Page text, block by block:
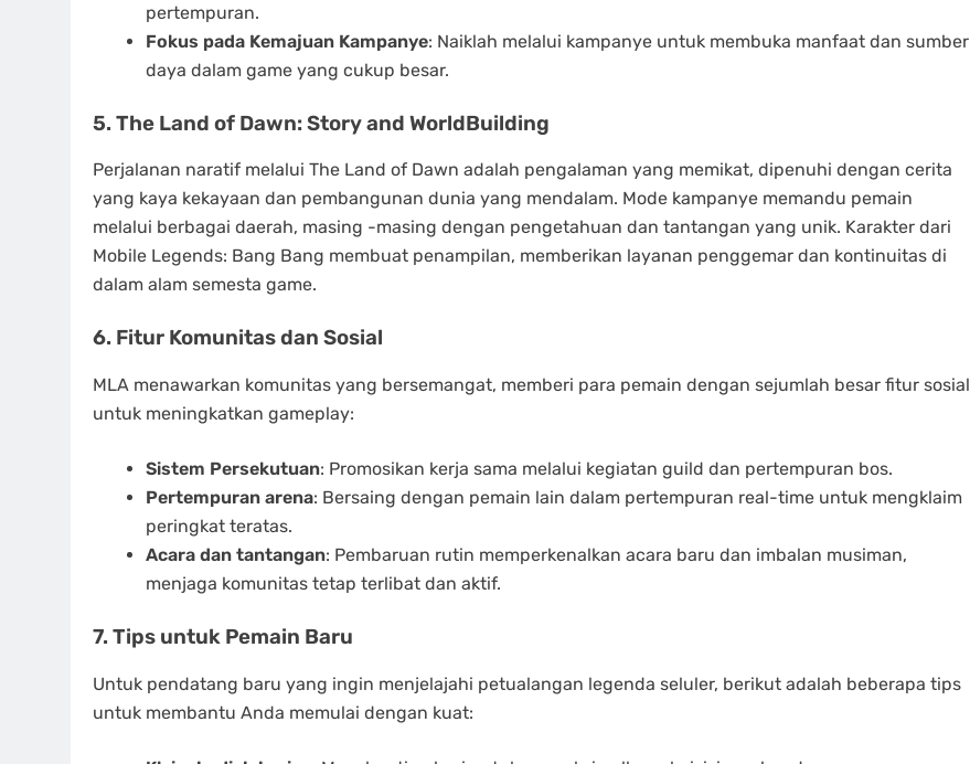
pertempuran.
Fokus pada Kemajuan Kampanye: Naiklah melalui kampanye untuk membuka manfaat dan sumber
daya dalam game yang cukup besar.
5. The Land of Dawn: Story and WorldBuilding
Perjalanan naratif melalui The Land of Dawn adalah pengalaman yang memikat, dipenuhi dengan cerita
yang kaya kekayaan dan pembangunan dunia yang mendalam. Mode kampanye memandu pemain
melalui berbagai daerah, masing -masing dengan pengetahuan dan tantangan yang unik. Karakter dari
Mobile Legends: Bang Bang membuat penampilan, memberikan layanan penggemar dan kontinuitas di
dalam alam semesta game.
6. Fitur Komunitas dan Sosial
MLA menawarkan komunitas yang bersemangat, memberi para pemain dengan sejumlah besar fitur sosial
untuk meningkatkan gameplay:
Sistem Persekutuan: Promosikan kerja sama melalui kegiatan guild dan pertempuran bos.
Pertempuran arena: Bersaing dengan pemain lain dalam pertempuran real-time untuk mengklaim
peringkat teratas.
Acara dan tantangan: Pembaruan rutin memperkenalkan acara baru dan imbalan musiman,
menjaga komunitas tetap terlibat dan aktif.
7. Tips untuk Pemain Baru
Untuk pendatang baru yang ingin menjelajahi petualangan legenda seluler, berikut adalah beberapa tips
untuk membantu Anda memulai dengan kuat: